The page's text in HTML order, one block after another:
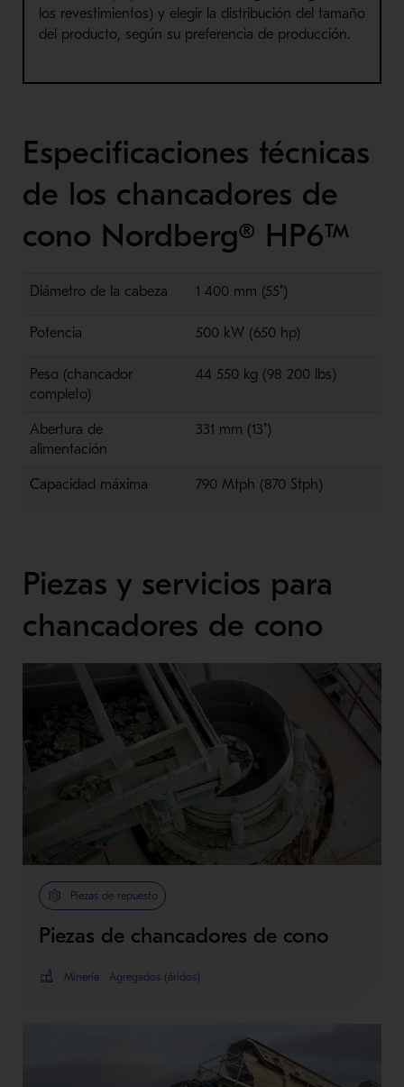
los revestimientos) y elegir la distribución del tamaño
del producto, según su preferencia de producción.
Especificaciones técnicas
de los chancadores de
cono Nordberg® HP6™
Diámetro de la cabeza 1 400 mm (55")
Potencia 500 kW (650 hp)
Peso (chancador
completo)
44 550 kg (98 200 lbs)
Abertura de
alimentación
331 mm (13")
Capacidad máxima 790 Mtph (870 Stph)
Piezas y servicios para
chancadores de cono
Piezas de repuesto
Piezas de chancadores de cono
Minería Agregados (áridos)